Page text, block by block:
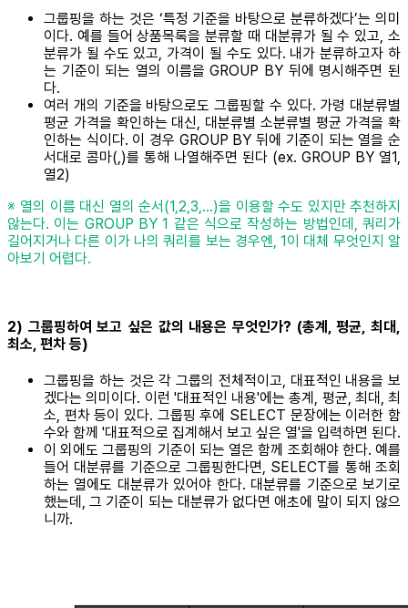
그룹핑을 하는 것은 ‘특정 기준을 바탕으로 분류하겠다’는 의미
이다. 예를 들어 상품목록을 분류할 때 대분류가 될 수 있고, 소
분류가 될 수도 있고, 가격이 될 수도 있다. 내가 분류하고자 하
는 기준이 되는 열의 이름을 GROUP BY 뒤에 명시해주면 된
다.
여러 개의 기준을 바탕으로도 그룹핑할 수 있다. 가령 대분류별
평균 가격을 확인하는 대신, 대분류별 소분류별 평균 가격을 확
인하는 식이다. 이 경우 GROUP BY 뒤에 기준이 되는 열을 순
서대로 콤마(,)를 통해 나열해주면 된다 (ex. GROUP BY 열1,
열2)
※ 열의 이름 대신 열의 순서(1,2,3,...)을 이용할 수도 있지만 추천하지
않는다. 이는 GROUP BY 1 같은 식으로 작성하는 방법인데, 쿼리가
길어지거나 다른 이가 나의 쿼리를 보는 경우엔, 1이 대체 무엇인지 알
아보기 어렵다.
2) 그룹핑하여 보고 싶은 값의 내용은 무엇인가? (총계, 평균, 최대,
최소, 편차 등)
그룹핑을 하는 것은 각 그룹의 전체적이고, 대표적인 내용을 보
겠다는 의미이다. 이런 '대표적인 내용'에는 총계, 평균, 최대, 최
소, 편차 등이 있다. 그룹핑 후에 SELECT 문장에는 이러한 함
수와 함께 '대표적으로 집계해서 보고 싶은 열'을 입력하면 된다.
이 외에도 그룹핑의 기준이 되는 열은 함께 조회해야 한다. 예를
들어 대분류를 기준으로 그룹핑한다면, SELECT를 통해 조회
하는 열에도 대분류가 있어야 한다. 대분류를 기준으로 보기로
했는데, 그 기준이 되는 대분류가 없다면 애초에 말이 되지 않으
니까.